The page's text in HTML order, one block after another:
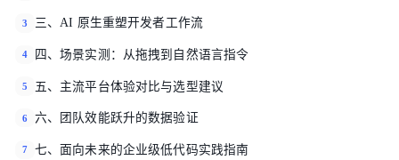
3 三、AI 原生重塑开发者工作流
4 四、场景实测：从拖拽到自然语言指令
5 五、主流平台体验对比与选型建议
6 六、团队效能跃升的数据验证
7 七、面向未来的企业级低代码实践指南